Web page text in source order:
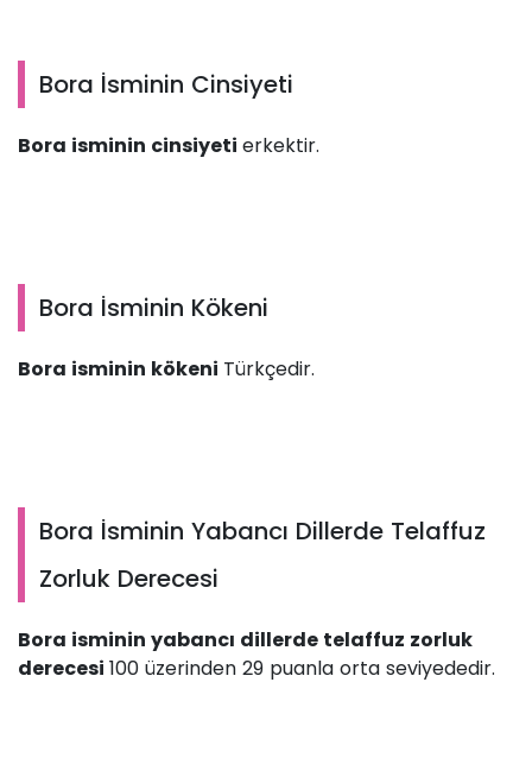
Bora İsminin Cinsiyeti
Bora isminin cinsiyeti erkektir.
Bora İsminin Kökeni
Bora isminin kökeni Türkçedir.
Bora İsminin Yabancı Dillerde Telaffuz
Zorluk Derecesi
Bora isminin yabancı dillerde telaffuz zorluk
derecesi 100 üzerinden 29 puanla orta seviyededir.